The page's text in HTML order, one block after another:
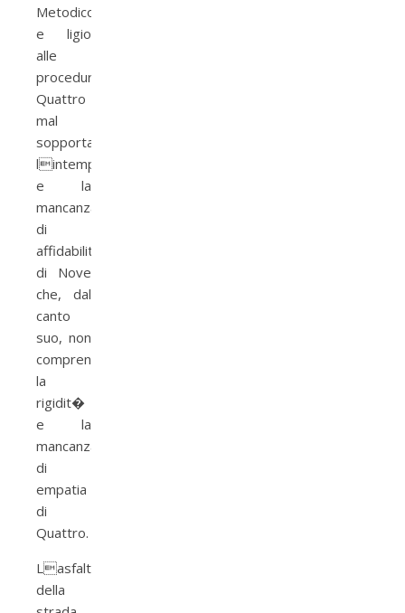
Metodico
e ligio
alle
procedure,
Quattro
mal
sopporta
lintemperanza
e la
mancanza
di
affidabilit�
di Nove
che, dal
canto
suo, non
comprende
la
rigidit�
e la
mancanza
di
empatia
di
Quattro.
Lasfaltatura
della